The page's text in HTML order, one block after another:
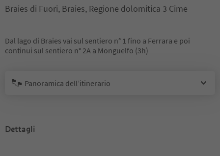
Braies di Fuori, Braies, Regione dolomitica 3 Cime
Dal lago di Braies vai sul sentiero n° 1 fino a Ferrara e poi
continui sul sentiero n° 2A a Monguelfo (3h)
Panoramica dell’itinerario
Dettagli